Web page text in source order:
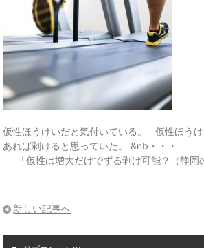
仮性ほうけいだと気付いている。 仮性ほう
あれば剥けると思っていた。 &nb・・・
「仮性は増大だけでずる剥け可能？（静
新しい記事へ